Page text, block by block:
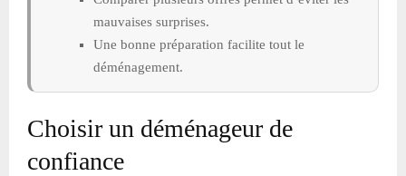
mauvaises surprises.
Une bonne préparation facilite tout le
déménagement.
Choisir un déménageur de
confiance